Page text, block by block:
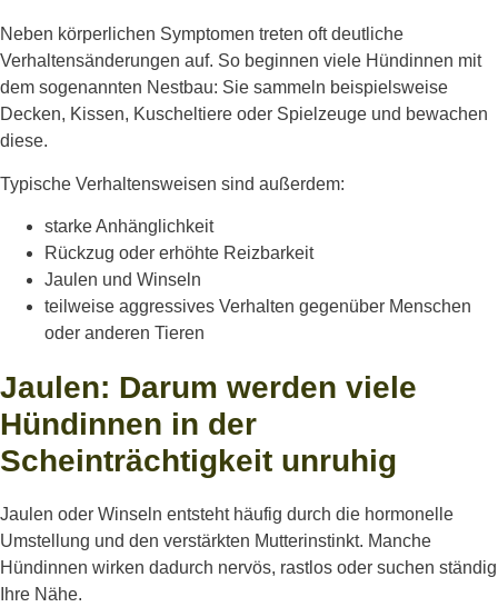
Neben körperlichen Symptomen treten oft deutliche
Verhaltensänderungen auf. So beginnen viele Hündinnen mit
dem sogenannten Nestbau: Sie sammeln beispielsweise
Decken, Kissen, Kuscheltiere oder Spielzeuge und bewachen
diese.
Typische Verhaltensweisen sind außerdem:
starke Anhänglichkeit
Rückzug oder erhöhte Reizbarkeit
Jaulen und Winseln
teilweise aggressives Verhalten gegenüber Menschen
oder anderen Tieren
Jaulen: Darum werden viele
Hündinnen in der
Scheinträchtigkeit unruhig
Jaulen oder Winseln entsteht häufig durch die hormonelle
Umstellung und den verstärkten Mutterinstinkt. Manche
Hündinnen wirken dadurch nervös, rastlos oder suchen ständig
Ihre Nähe.